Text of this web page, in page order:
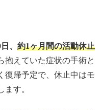
、 約1ヶ月間の活動休止
抱えていた症状の手術と
復帰予定で、休止中はモ
す。